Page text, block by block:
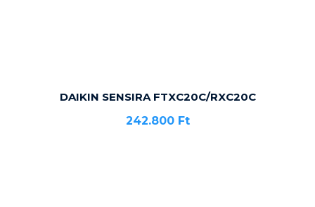
DAIKIN SENSIRA FTXC20C/RXC20C
242.800 Ft